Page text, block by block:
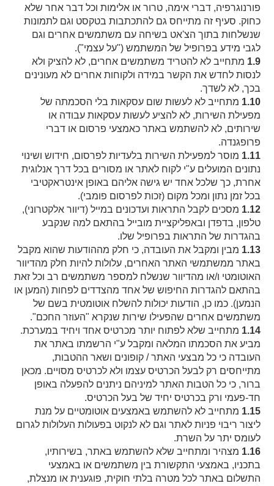
פורנוגרפיה, דברי אימה, טרור או אלימות וכל דבר אחר שלא
כחוק. סעיף זה מתייחס גם להתכתבות בטקסט וגם לתמונות
שנשלחות בתוך הצ'אט בשיחה עם משתמשים אחרים וגם
לגבי מידע בפרופיל של המשתמש ("על עצמי").
1.9 מתחייב לא להטריד משתמשים אחרים, לא להציק ולא
לנסות לחדש את הקשר במידה ולקוחות אחרים לא מעונינים
בכך, לא לשדך.
1.10 מתחייב לא לעשות שום עסקאות בלי הסכמתה של
מפעילת השירות, לא להציע לעשות עסקאות עבודה או
שירותים, לא להשתמש באתר כאמצעי פרסום או דברי
פרופגנדה.
1.11 מוסר למפעילת השירות בלעדיות לפרסום, חידוש ושינוי
נתונים המועלים ע"י לקוח לאתר או מסורים בכל דרך אנלוגית
אחרת, כך שלכל אחד יש גישה אליהם באופן אינטראקטיבי
בכל זמן נתון ומכל מקום (זכות לפרסום פומבי).
1.12 מסכים לקבל התראות ועדכונים במייל (דיוור אלקטרוני),
טלפון, בדפדן ובאפליקציית מובייל בהתאם למה שנקבע
בהגדרות של התראות בפרופיל שלו.
1.13 מבין ומקבל את העובדה, כי חלק מההודעות שהוא מקבל
באתר ממשתמשי האתר האחרים, עלולות להיות חלק מהדיוור
האוטומטי ו/או מהדיוור שנשלח למספר משתמשים רב וכל זאת
בהתאם להגדרות החיפוש של אחד מהצדדים לפחות (המען או
הנמען). כמו כן, הודעות יכולות להשלח אוטומטית בשם של
משתמשים אחרים שהפעילו שירות שנקרא "העוזר החכם".
1.14 מתחייב שלא לפתוח יותר מכרטיס אחד ויחיד במערכת.
מביע את הסכמתו המלאה ומקבל ע"י הרשמתו באתר את
העובדה כי כל מבצעי האתר / קופונים ושאר ההטבות,
מתייחסים רק לבעל הכרטיס עצמו ולא לכרטיס מסויים. מכאן
ברור, כי כל הטבות האתר למיניהם ניתנים להפעלה באופן
חד-פעמי ורק בכרטיס יחיד של בעל הכרטיס.
1.15 מתחייב לא להשתמש באמצעים אוטומטיים על מנת
ליצור ריבוי פניות לאתר וגם לא לנקוט בפעולות העלולות לגרום
לעומס יתר על השרת.
1.16 מצהיר ומתחייב שלא להשתמש באתר, בשירותיו,
בתכניו, באמצעי התקשורת בין משתמשים או באמצעי
התשלום באתר לכל מטרה בלתי חוקית, פוגענית או מנצלת,